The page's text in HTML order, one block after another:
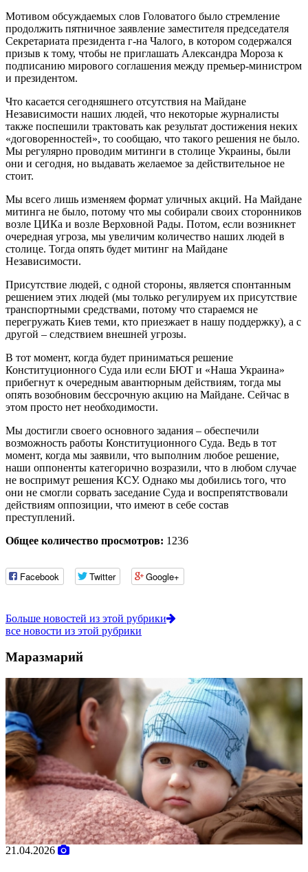
Мотивом обсуждаемых слов Головатого было стремление
продолжить пятничное заявление заместителя председателя
Секретариата президента г-на Чалого, в котором содержался
призыв к тому, чтобы не приглашать Александра Мороза к
подписанию мирового соглашения между премьер-министром
и президентом.
Что касается сегодняшнего отсутствия на Майдане
Независимости наших людей, что некоторые журналисты
также поспешили трактовать как результат достижения неких
«договоренностей», то сообщаю, что такого решения не было.
Мы регулярно проводим митинги в столице Украины, были
они и сегодня, но выдавать желаемое за действительное не
стоит.
Мы всего лишь изменяем формат уличных акций. На Майдане
митинга не было, потому что мы собирали своих сторонников
возле ЦИКа и возле Верховной Рады. Потом, если возникнет
очередная угроза, мы увеличим количество наших людей в
столице. Тогда опять будет митинг на Майдане
Независимости.
Присутствие людей, с одной стороны, является спонтанным
решением этих людей (мы только регулируем их присутствие
транспортными средствами, потому что стараемся не
перегружать Киев теми, кто приезжает в нашу поддержку), а с
другой – следствием внешней угрозы.
В тот момент, когда будет приниматься решение
Конституционного Суда или если БЮТ и «Наша Украина»
прибегнут к очередным авантюрным действиям, тогда мы
опять возобновим бессрочную акцию на Майдане. Сейчас в
этом просто нет необходимости.
Мы достигли своего основного задания – обеспечили
возможность работы Конституционного Суда. Ведь в тот
момент, когда мы заявили, что выполним любое решение,
наши оппоненты категорично возразили, что в любом случае
не воспримут решения КСУ. Однако мы добились того, что
они не смогли сорвать заседание Суда и воспрепятствовали
действиям оппозиции, что имеют в себе состав
преступлений.
Общее количество просмотров: 1236
Facebook Twitter Google+
Больше новостей из этой рубрики
все новости из этой рубрики
Маразмарий